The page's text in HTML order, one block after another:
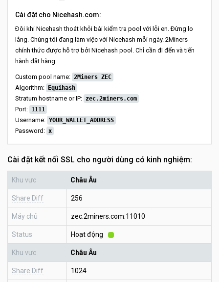
Cài đặt cho Nicehash.com:
Đôi khi Nicehash thoát khỏi bài kiểm tra pool với lỗi en. Đừng lo
lắng. Chúng tôi đang làm việc với Nicehash mỗi ngày. 2Miners
chính thức được hỗ trợ bởi Nicehash pool. Chỉ cần đi đến và tiến
hành đặt hàng.
Custom pool name: 2Miners ZEC
Algorithm: Equihash
Stratum hostname or IP: zec.2miners.com
Port: 1111
Username: YOUR_WALLET_ADDRESS
Password: x
Cài đặt kết nối SSL cho người dùng có kinh nghiệm:
Khu vực Châu Âu
Share Diff 256
Máy chủ zec.2miners.com:11010
Status Hoạt động
Khu vực Châu Âu
Share Diff 1024